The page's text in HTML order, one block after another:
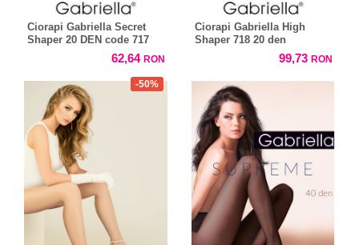
Ciorapi Gabriella Secret
Shaper 20 DEN code 717
62,64 RON
Ciorapi Gabriella High
Shaper 718 20 den
99,73 RON
-50%